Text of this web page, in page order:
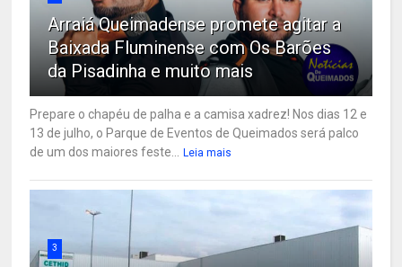
Arraiá Queimadense promete agitar a
Baixada Fluminense com Os Barões
da Pisadinha e muito mais
Prepare o chapéu de palha e a camisa xadrez! Nos dias 12 e
13 de julho, o Parque de Eventos de Queimados será palco
de um dos maiores feste...
Leia mais
3